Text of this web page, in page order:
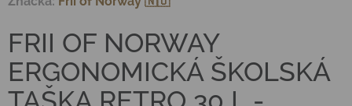
FRII OF NORWAY
ERGONOMICKÁ ŠKOLSKÁ